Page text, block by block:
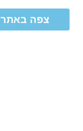
צפה באתר